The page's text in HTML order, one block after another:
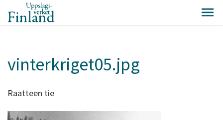
vinterkriget05.jpg
Raatteen tie